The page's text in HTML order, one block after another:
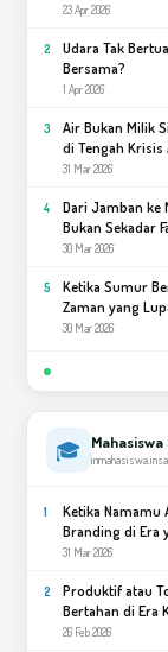
23 Apr 2026
2
Udara Tak
Bersama?
1 Apr 2026
3
Air Bukan Milik
di Tengah Krisis
31 Mar 2026
4
Dari Jamban ke
Bukan Sekadar
30 Mar 2026
5
Ketika Sumur
Zaman yang
30 Mar 2026
🎓
1
Ketika Namamu
Branding di Era
31 Mar 2026
2
Produktif atau
26 Feb 2026